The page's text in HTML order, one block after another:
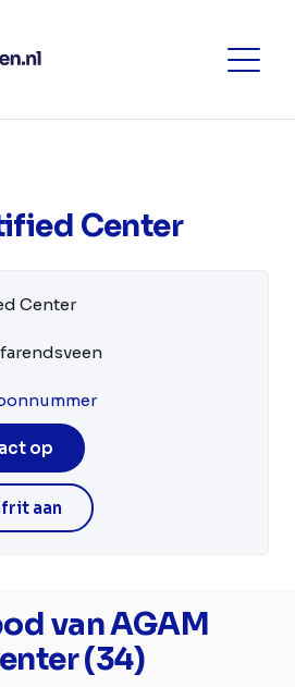
Center
Center
op
aan
van AGAM
(34)